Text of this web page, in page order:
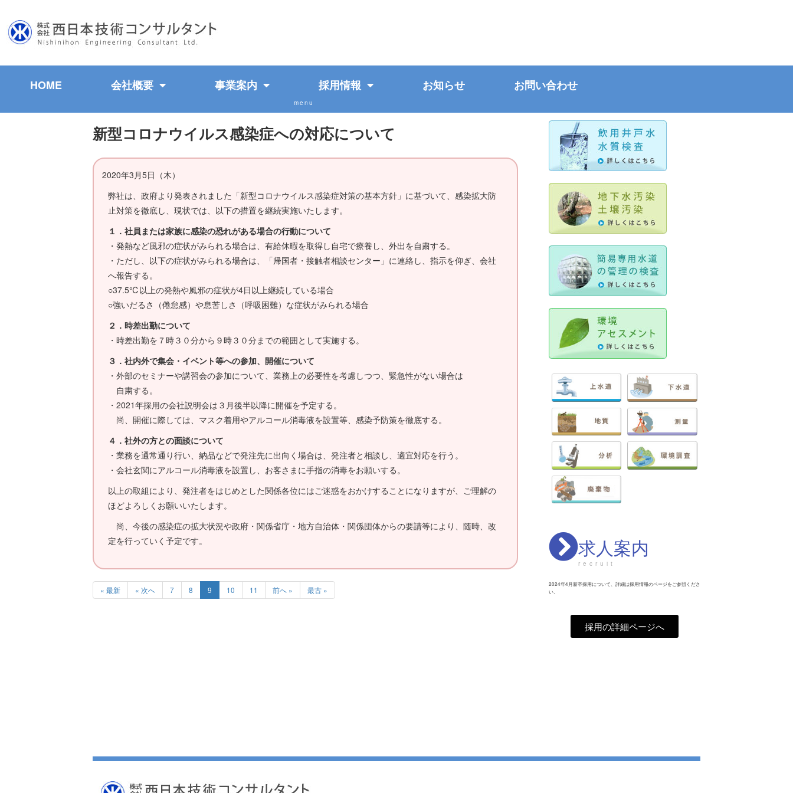
HOME 会社概要 事業案内 採用情報 お知らせ お問い合わせ
新型コロナウイルス感染症への対応について
2020年3月5日（木）
弊社は、政府より発表されました「新型コロナウイルス感染症対策の基本方針」に基づいて、感染拡大防
止対策を徹底し、現状では、以下の措置を継続実施いたします。
１．社員または家族に感染の恐れがある場合の行動について
・発熱など風邪の症状がみられる場合は、有給休暇を取得し自宅で療養し、外出を自粛する。
・ただし、以下の症状がみられる場合は、「帰国者・接触者相談センター」に連絡し、指示を仰ぎ、会社
へ報告する。
○37.5℃以上の発熱や風邪の症状が4日以上継続している場合
○強いだるさ（倦怠感）や息苦しさ（呼吸困難）な症状がみられる場合
２．時差出勤について
・時差出勤を７時３０分から９時３０分までの範囲として実施する。
３．社内外で集会・イベント等への参加、開催について
・外部のセミナーや講習会の参加について、業務上の必要性を考慮しつつ、緊急性がない場合は
自粛する。
・2021年採用の会社説明会は３月後半以降に開催を予定する。
尚、開催に際しては、マスク着用やアルコール消毒液を設置等、感染予防策を徹底する。
４．社外の方との面談について
・業務を通常通り行い、納品などで発注先に出向く場合は、発注者と相談し、適宜対応を行う。
・会社玄関にアルコール消毒液を設置し、お客さまに手指の消毒をお願いする。
以上の取組により、発注者をはじめとした関係各位にはご迷惑をおかけすることになりますが、ご理解の
ほどよろしくお願いいたします。
尚、今後の感染症の拡大状況や政府・関係省庁・地方自治体・関係団体からの要請等により、随時、改
定を行っていく予定です。
« 最新 « 次へ 7 8 9 10 11 前へ » 最古 »
求人案内
recruit
2024年4月新卒採用について、詳細は採用情報のページをご参照くださ
い。
採用の詳細ページへ